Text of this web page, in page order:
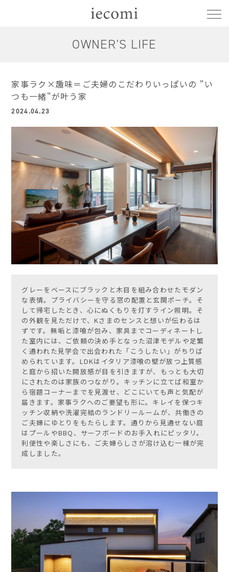
OWNER'S LIFE
家事ラク×趣味＝ご夫婦のこだわりいっぱいの "い
つも一緒"が叶う家
2024.04.23
グレーをベースにブラックと木目を組み合わせたモダン
な表情。プライバシーを守る窓の配置と玄関ポーチ。そ
して帰宅したとき、心にぬくもりを灯すライン照明。そ
の外観を見ただけで、Kさまのセンスと想いが伝わるは
ずです。無垢と漆喰が包み、家具までコーディネートし
た室内には、ご依頼の決め手となった沼津モデルや足繁
く通われた見学会で出会われた「こうしたい」がちりば
められています。LDKはイタリア漆喰の壁が放つ上質感
と庭から招いた開放感が目を引きますが、もっとも大切
にされたのは家族のつながり。キッチンに立てば和室か
ら宿題コーナーまでを見渡せ、どこにいても声と気配が
届きます。家事ラクへのご要望も形に。キレイを保つキ
ッチン収納や洗濯完結のランドリールームが、共働きの
ご夫婦にゆとりをもたらします。通りから見通せない庭
はプールやBBQ、サーフボードのお手入れにピッタリ。
利便性や楽しさにも、ご夫婦らしさが溶け込む一棟が完
成しました。